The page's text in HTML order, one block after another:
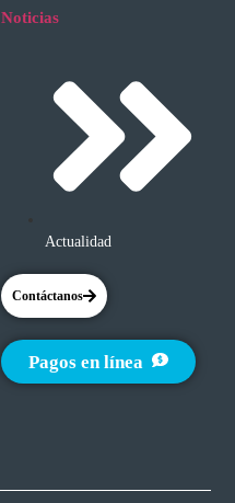
Noticias
Actualidad
Contáctanos
Pagos en línea